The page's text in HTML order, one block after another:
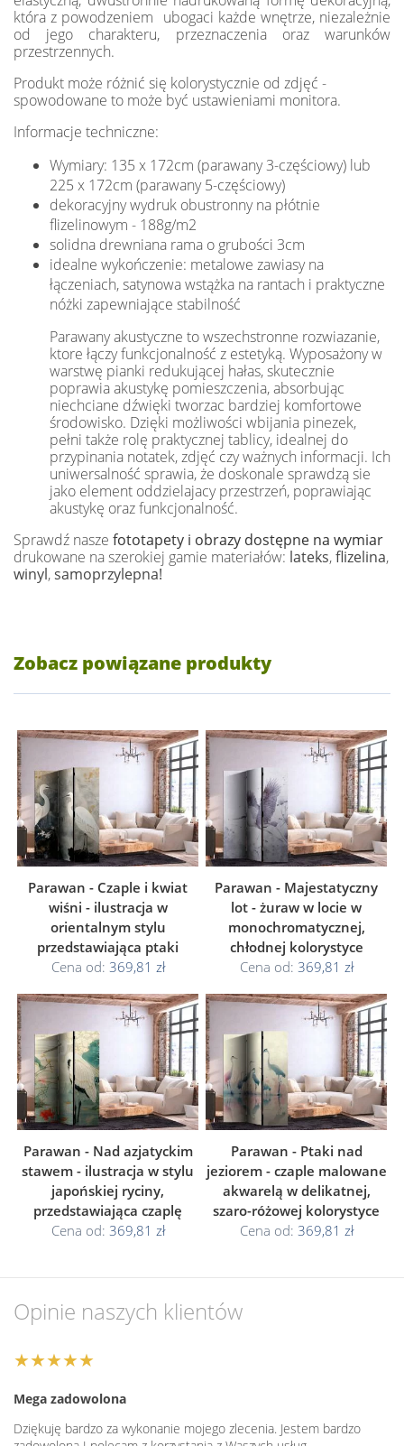
która z powodzeniem ubogaci każde wnętrze, niezależnie
od jego charakteru, przeznaczenia oraz warunków
przestrzennych.
Produkt może różnić się kolorystycznie od zdjęć -
spowodowane to może być ustawieniami monitora.
Informacje techniczne:
Wymiary: 135 x 172cm (parawany 3-częściowy) lub
225 x 172cm (parawany 5-częściowy)
dekoracyjny wydruk obustronny na płótnie
flizelinowym - 188g/m2
solidna drewniana rama o grubości 3cm
idealne wykończenie: metalowe zawiasy na
łączeniach, satynowa wstążka na rantach i praktyczne
nóżki zapewniające stabilność
Parawany akustyczne to wszechstronne rozwiazanie,
ktore łączy funkcjonalność z estetyką. Wyposażony w
warstwę pianki redukującej hałas, skutecznie
poprawia akustykę pomieszczenia, absorbując
niechciane dźwięki tworzac bardziej komfortowe
środowisko. Dzięki możliwości wbijania pinezek,
pełni także rolę praktycznej tablicy, idealnej do
przypinania notatek, zdjęć czy ważnych informacji. Ich
uniwersalność sprawia, że doskonale sprawdzą sie
jako element oddzielajacy przestrzeń, poprawiając
akustykę oraz funkcjonalność.
Sprawdź nasze fototapety i obrazy dostępne na wymiar
drukowane na szerokiej gamie materiałów: lateks,flizelina,
winyl,samoprzylepna!
Zobacz powiązane produkty
Parawan - Czaple i kwiat
wiśni - ilustracja w
orientalnym stylu
przedstawiająca ptaki
Cena od: 369,81 zł
Parawan - Majestatyczny
lot - żuraw w locie w
monochromatycznej,
chłodnej kolorystyce
Cena od: 369,81 zł
Parawan - Nad azjatyckim
stawem - ilustracja w stylu
japońskiej ryciny,
przedstawiająca czaplę
Cena od: 369,81 zł
Parawan - Ptaki nad
jeziorem - czaple malowane
akwarelą w delikatnej,
szaro-różowej kolorystyce
Cena od: 369,81 zł
Opinie naszych klientów
★★★★★
Mega zadowolona
Dziękuję bardzo za wykonanie mojego zlecenia. Jestem bardzo